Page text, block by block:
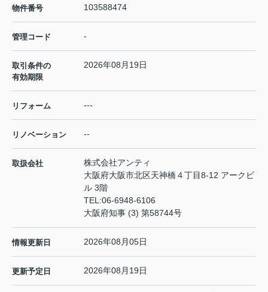
物件番号 103588474
管理コード -
取引条件の
有効期限
2026年08月19日
リフォーム ---
リノベーション --
取扱会社
株式会社アンティ
大阪府大阪市北区天神橋４丁目8-12 アークビ
ル 3階
TEL:06-6948-6106
大阪府知事 (3) 第58744号
情報更新日 2026年08月05日
更新予定日 2026年08月19日